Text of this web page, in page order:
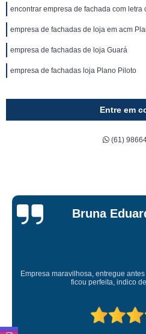
encontrar empresa de fachada com letra
empresa de fachadas de loja em acm
empresa de fachadas de loja Guará
empresa de fachadas loja Plano Piloto
Entre em
(61)
Bruna
Empresa maravilhosa, entregue
ficou perfeita, indico